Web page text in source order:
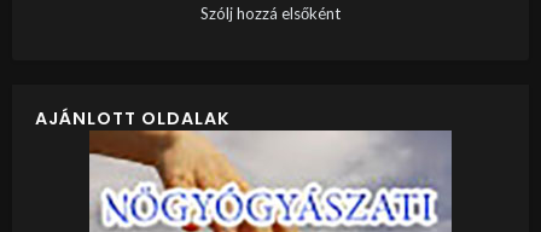
Szólj hozzá elsőként
AJÁNLOTT OLDALAK